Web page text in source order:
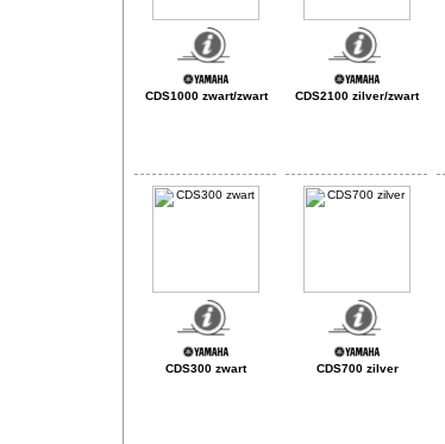
CDS1000 zwart/zwart CDS2100 zilver/zwart
CDS300 zwart CDS700 zilver